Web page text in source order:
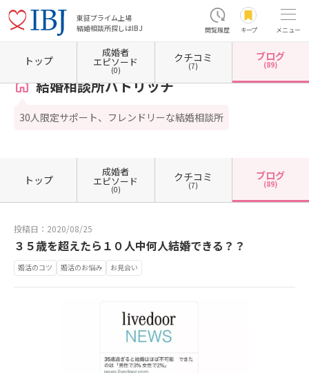
東証プライム上場
結婚相談所探しはIBJ
閲覧履歴 キープ メニュー
ホーム 愛知県の結婚相談所 愛知県名古屋市 愛知県名古屋市西区 結婚相談所パトリ
結婚相談所パトリッチ
30人限定サポート、フレンドリーな結婚相談所
トップ
成婚者
エピソード
(0)
クチコミ
(7)
ブログ
(89)
トップ
成婚者
エピソード
(0)
クチコミ
(7)
ブログ
(89)
投稿日：2020/08/25
３５歳を超えたら１０人中何人結婚できる？？
婚活のコツ 婚活のお悩み お見合い